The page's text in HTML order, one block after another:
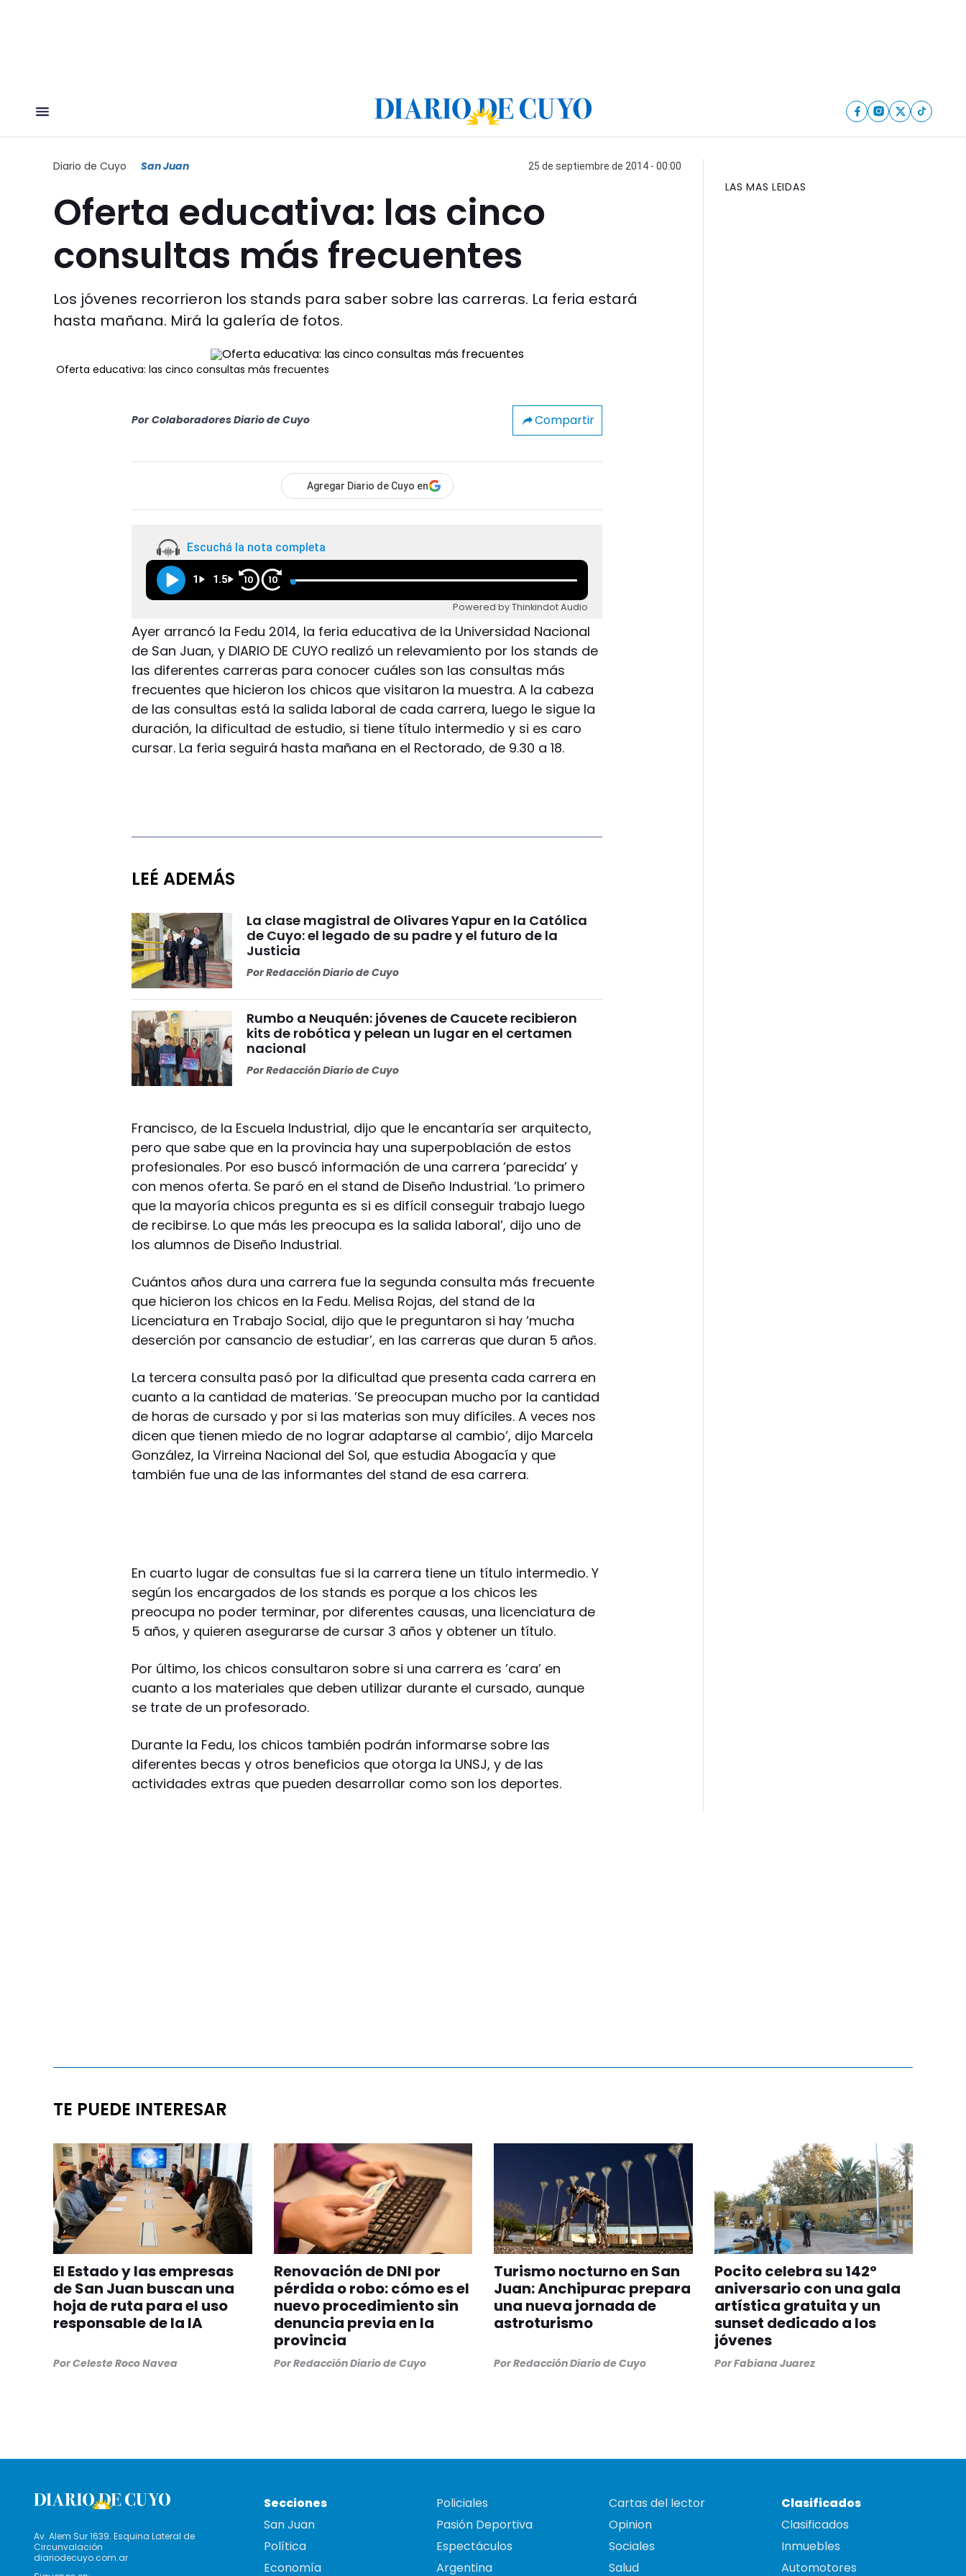
Diario de Cuyo San Juan 25 de septiembre de 2014 - 00:00
Oferta educativa: las cinco
consultas más frecuentes
Los jóvenes recorrieron los stands para saber sobre las carreras. La feria estará
hasta mañana. Mirá la galería de fotos.
Oferta educativa: las cinco consultas más frecuentes
Por Colaboradores Diario de Cuyo Compartir
Agregar Diario de Cuyo en
Escuchá la nota completa
1 1.5 10 10
Powered by Thinkindot Audio
Ayer arrancó la Fedu 2014, la feria educativa de la Universidad Nacional
de San Juan, y DIARIO DE CUYO realizó un relevamiento por los stands de
las diferentes carreras para conocer cuáles son las consultas más
frecuentes que hicieron los chicos que visitaron la muestra. A la cabeza
de las consultas está la salida laboral de cada carrera, luego le sigue la
duración, la dificultad de estudio, si tiene título intermedio y si es caro
cursar. La feria seguirá hasta mañana en el Rectorado, de 9.30 a 18.
LEÉ ADEMÁS
La clase magistral de Olivares Yapur en la Católica
de Cuyo: el legado de su padre y el futuro de la
Justicia
PorRedacción Diario de Cuyo
Rumbo a Neuquén: jóvenes de Caucete recibieron
kits de robótica y pelean un lugar en el certamen
nacional
PorRedacción Diario de Cuyo
Francisco, de la Escuela Industrial, dijo que le encantaría ser arquitecto,
pero que sabe que en la provincia hay una superpoblación de estos
profesionales. Por eso buscó información de una carrera ’parecida’ y
con menos oferta. Se paró en el stand de Diseño Industrial. ’Lo primero
que la mayoría chicos pregunta es si es difícil conseguir trabajo luego
de recibirse. Lo que más les preocupa es la salida laboral’, dijo uno de
los alumnos de Diseño Industrial.
Cuántos años dura una carrera fue la segunda consulta más frecuente
que hicieron los chicos en la Fedu. Melisa Rojas, del stand de la
Licenciatura en Trabajo Social, dijo que le preguntaron si hay ’mucha
deserción por cansancio de estudiar’, en las carreras que duran 5 años.
La tercera consulta pasó por la dificultad que presenta cada carrera en
cuanto a la cantidad de materias. ’Se preocupan mucho por la cantidad
de horas de cursado y por si las materias son muy difíciles. A veces nos
dicen que tienen miedo de no lograr adaptarse al cambio’, dijo Marcela
González, la Virreina Nacional del Sol, que estudia Abogacía y que
también fue una de las informantes del stand de esa carrera.
En cuarto lugar de consultas fue si la carrera tiene un título intermedio. Y
según los encargados de los stands es porque a los chicos les
preocupa no poder terminar, por diferentes causas, una licenciatura de
5 años, y quieren asegurarse de cursar 3 años y obtener un título.
Por último, los chicos consultaron sobre si una carrera es ’cara’ en
cuanto a los materiales que deben utilizar durante el cursado, aunque
se trate de un profesorado.
Durante la Fedu, los chicos también podrán informarse sobre las
diferentes becas y otros beneficios que otorga la UNSJ, y de las
actividades extras que pueden desarrollar como son los deportes.
LAS MAS LEIDAS
TE PUEDE INTERESAR
El Estado y las empresas
de San Juan buscan una
hoja de ruta para el uso
responsable de la IA
PorCeleste Roco Navea
Renovación de DNI por
pérdida o robo: cómo es el
nuevo procedimiento sin
denuncia previa en la
provincia
PorRedacción Diario de Cuyo
Turismo nocturno en San
Juan: Anchipurac prepara
una nueva jornada de
astroturismo
PorRedacción Diario de Cuyo
Pocito celebra su 142°
aniversario con una gala
artística gratuita y un
sunset dedicado a los
jóvenes
PorFabiana Juarez
Av. Alem Sur 1639. Esquina Lateral de
Circunvalación
diariodecuyo.com.ar
Secciones
San Juan
Política
Economía
Policiales
Pasión Deportiva
Espectáculos
Argentina
Cartas del lector
Opinion
Sociales
Salud
Clasificados
Clasificados
Inmuebles
Automotores